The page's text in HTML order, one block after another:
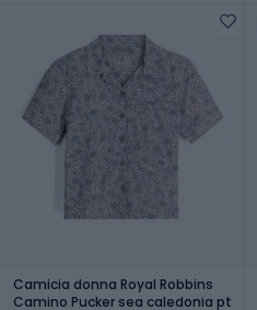
Camicia donna Royal Robbins
Camino Pucker sea caledonia pt